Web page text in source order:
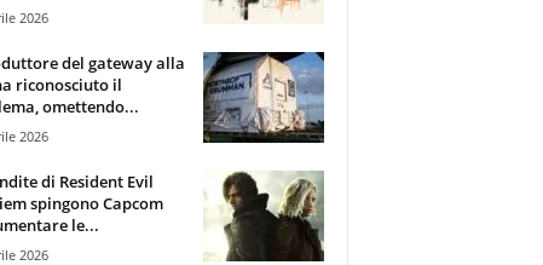
2026
del gateway alla
riconosciuto il
omettendo...
2026
di Resident Evil
spingono Capcom
le...
2026